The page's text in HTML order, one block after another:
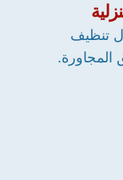
تنظيف
المجاورة.